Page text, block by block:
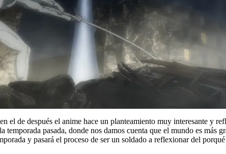
el de después el anime hace un planteamiento muy interesante
temporada pasada, donde nos damos cuenta que el mundo es más
y pasará el proceso de ser un soldado a reflexionar del